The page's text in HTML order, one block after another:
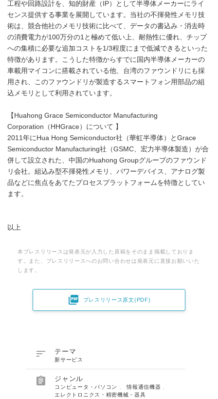
工程や回路設計を、知的財産（IP）として半導体メーカーにライ
センス提供する事業を展開しています。当社の不揮発性メモリ技
術は、競合他社のメモリ技術に比べて、データの書込み・消去時
の消費電力が100万分の1と極めて低い上、耐熱性に優れ、チップ
への集積に必要な追加コストを1/3程度にまで低減できるといった
特徴があります。こうした特徴からすでに国内半導体メーカーの
車載用マイコンに搭載されている他、台湾のファウンドリにも採
用され、このファウンドリが製造するスマートフォン用部品の組
込メモリとして利用されています。
【Huahong Grace Semiconductor Manufacturing
Corporation（HHGrace）について 】
2011年にHua Hong Semiconductor社（華虹半導体）とGrace
Semiconductor Manufacturing社（GSMC、宏力半導体製造）が合
併して設立された、中国のHuahong Groupグループのファウンド
リ会社。組込み型不揮発性メモリ、パワーデバイス、アナログ製
品などに焦点をあてたプロセスプラットフォームを特徴としてい
ます。
以上
本プレスリリースは発表元が入力した原稿をそのまま掲載しておりま
す。また、プレスリリースへのお問い合わせは発表元に直接お願いいた
します。
 プレスリリース原文(PDF)
 テーマ
新サービス
 ジャンル
コンピュータ・パソコン 、情報通信機器
エレクトロニクス・精密機械・器具